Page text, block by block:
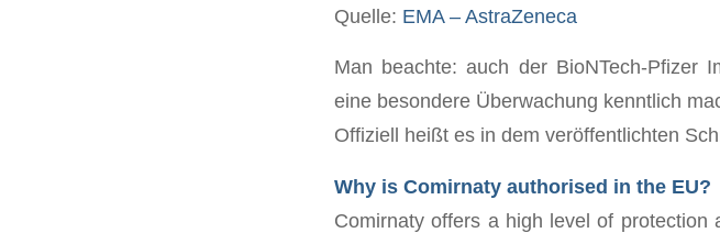
Quelle: EMA – AstraZeneca
Man beachte: auch der BioNTech-Pfizer
eine besondere Überwachung kenntlich
Offiziell heißt es in dem veröffentlichten
Why is Comirnaty authorised in the EU?
Comirnaty offers a high level of